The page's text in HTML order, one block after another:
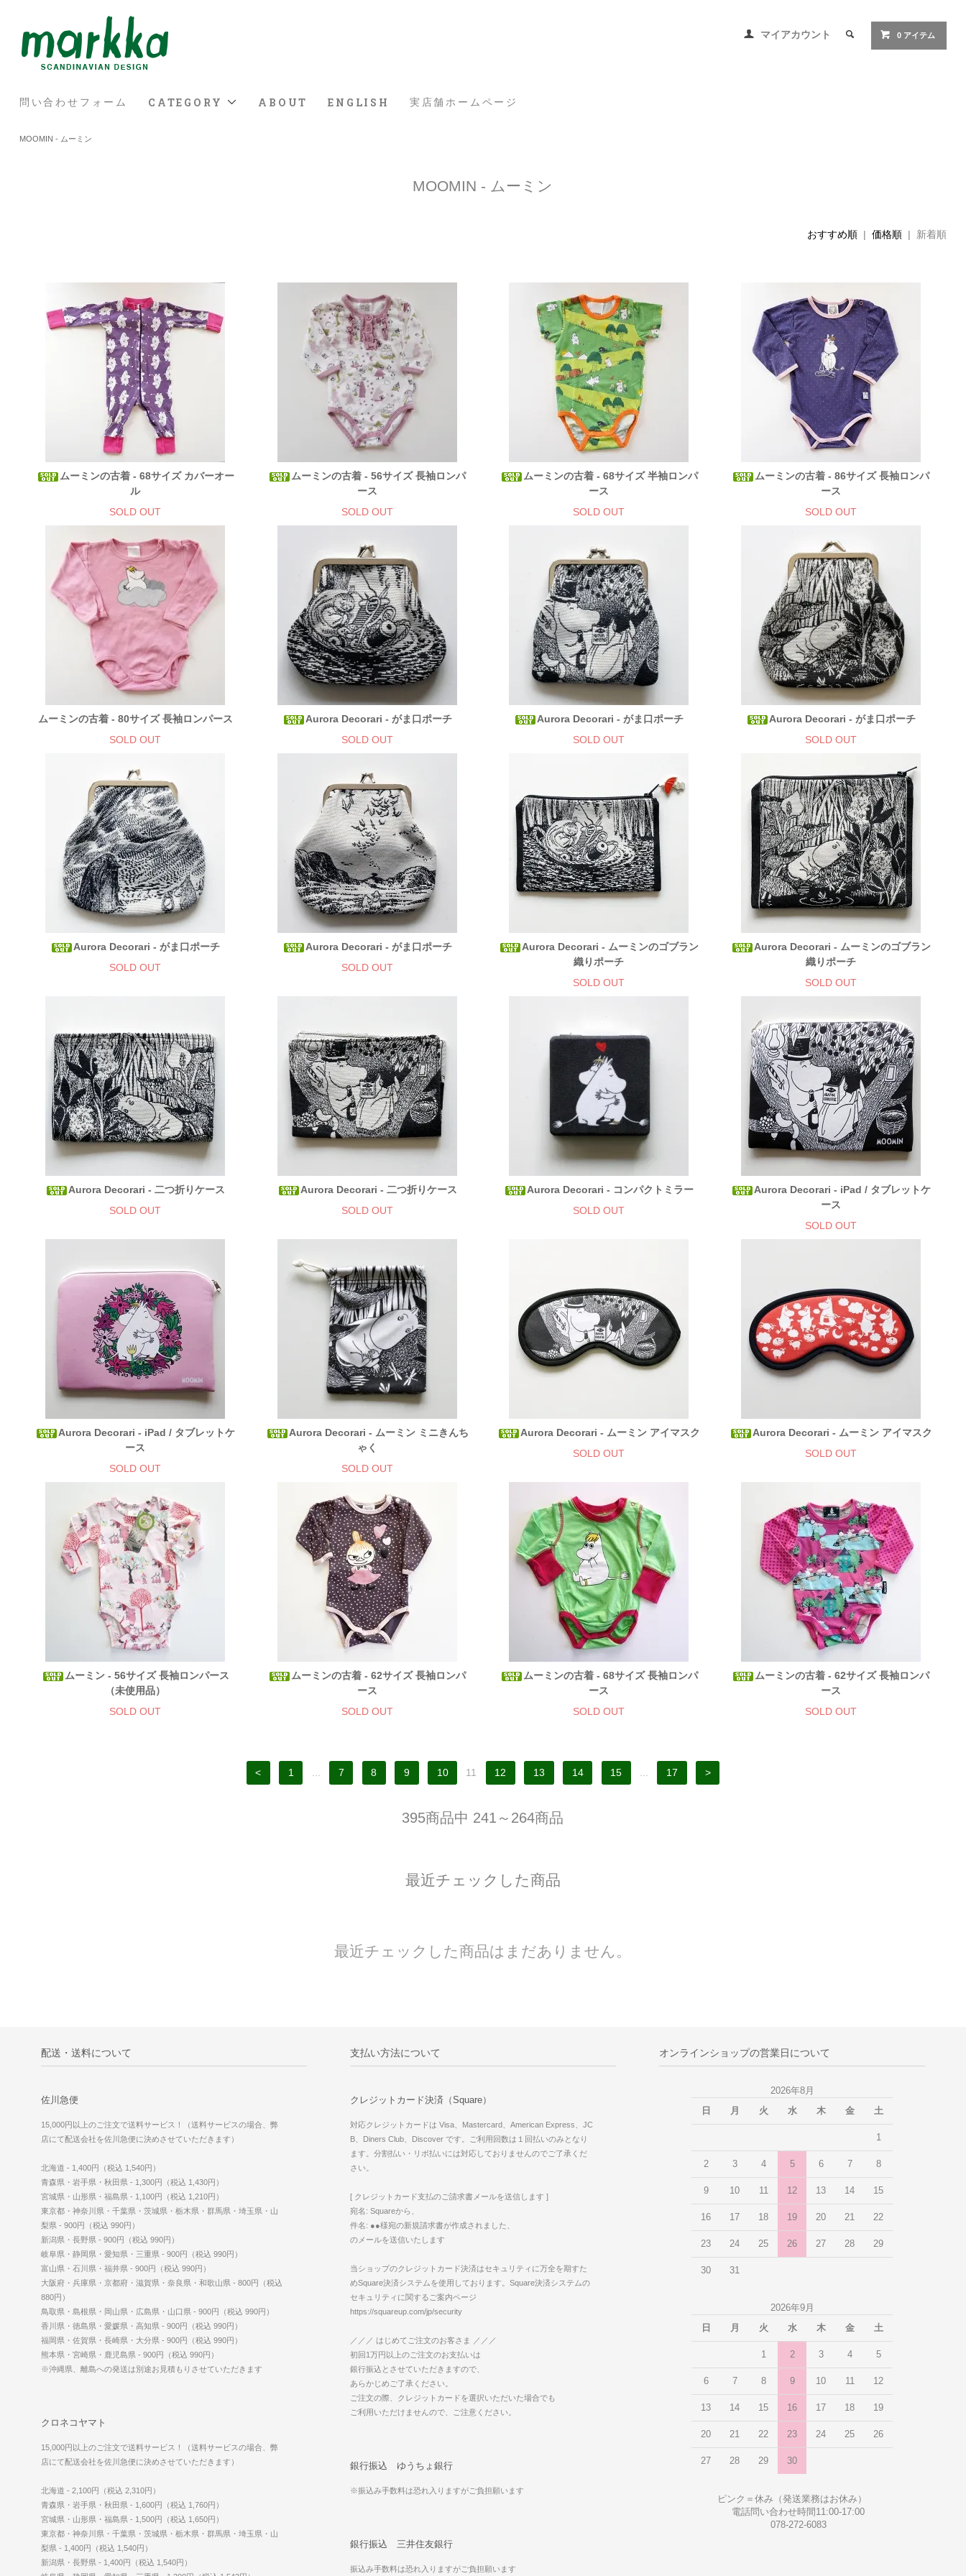
マイアカウント 0 アイテム
問い合わせフォーム CATEGORY ABOUT ENGLISH 実店舗ホームページ
MOOMIN - ムーミン
MOOMIN - ムーミン
おすすめ順 |価格順 | 新着順
ムーミンの古着 - 68サイズ カバーオー
ル
SOLD OUT
ムーミンの古着 - 56サイズ 長袖ロンパ
ース
SOLD OUT
ムーミンの古着 - 68サイズ 半袖ロンパ
ース
SOLD OUT
ムーミンの古着 - 86サイズ 長袖ロンパ
ース
SOLD OUT
ムーミンの古着 - 80サイズ 長袖ロンパース
SOLD OUT
Aurora Decorari - がま口ポーチ
SOLD OUT
Aurora Decorari - がま口ポーチ
SOLD OUT
Aurora Decorari - がま口ポーチ
SOLD OUT
Aurora Decorari - がま口ポーチ
SOLD OUT
Aurora Decorari - がま口ポーチ
SOLD OUT
Aurora Decorari - ムーミンのゴブラン
織りポーチ
SOLD OUT
Aurora Decorari - ムーミンのゴブラン
織りポーチ
SOLD OUT
Aurora Decorari - 二つ折りケース
SOLD OUT
Aurora Decorari - 二つ折りケース
SOLD OUT
Aurora Decorari - コンパクトミラー
SOLD OUT
Aurora Decorari - iPad / タブレットケ
ース
SOLD OUT
Aurora Decorari - iPad / タブレットケ
ース
SOLD OUT
Aurora Decorari - ムーミン ミニきんち
ゃく
SOLD OUT
Aurora Decorari - ムーミン アイマスク
SOLD OUT
Aurora Decorari - ムーミン アイマスク
SOLD OUT
ムーミン - 56サイズ 長袖ロンパース
（未使用品）
SOLD OUT
ムーミンの古着 - 62サイズ 長袖ロンパ
ース
SOLD OUT
ムーミンの古着 - 68サイズ 長袖ロンパ
ース
SOLD OUT
ムーミンの古着 - 62サイズ 長袖ロンパ
ース
SOLD OUT
< 1 ... 7 8 9 10 11 12 13 14 15 ... 17 >
395商品中 241～264商品
最近チェックした商品
最近チェックした商品はまだありません。
配送・送料について
佐川急便
15,000円以上のご注文で送料サービス！（送料サービスの場合、弊
店にて配送会社を佐川急便に決めさせていただきます）
北海道 - 1,400円（税込 1,540円）
青森県・岩手県・秋田県 - 1,300円（税込 1,430円）
宮城県・山形県・福島県 - 1,100円（税込 1,210円）
東京都・神奈川県・千葉県・茨城県・栃木県・群馬県・埼玉県・山
梨県 - 900円（税込 990円）
新潟県・長野県 - 900円（税込 990円）
岐阜県・静岡県・愛知県・三重県 - 900円（税込 990円）
富山県・石川県・福井県 - 900円（税込 990円）
大阪府・兵庫県・京都府・滋賀県・奈良県・和歌山県 - 800円（税込
880円）
鳥取県・島根県・岡山県・広島県・山口県 - 900円（税込 990円）
香川県・徳島県・愛媛県・高知県 - 900円（税込 990円）
福岡県・佐賀県・長崎県・大分県 - 900円（税込 990円）
熊本県・宮崎県・鹿児島県 - 900円（税込 990円）
※沖縄県、離島への発送は別途お見積もりさせていただきます
クロネコヤマト
15,000円以上のご注文で送料サービス！（送料サービスの場合、弊
店にて配送会社を佐川急便に決めさせていただきます）
北海道 - 2,100円（税込 2,310円）
青森県・岩手県・秋田県 - 1,600円（税込 1,760円）
宮城県・山形県・福島県 - 1,500円（税込 1,650円）
東京都・神奈川県・千葉県・茨城県・栃木県・群馬県・埼玉県・山
梨県 - 1,400円（税込 1,540円）
新潟県・長野県 - 1,400円（税込 1,540円）
支払い方法について
クレジットカード決済（Square）
対応クレジットカードは Visa、Mastercard、American Express、JC
B、Diners Club、Discover です。ご利用回数は１回払いのみとなり
ます。分割払い・リボ払いには対応しておりませんのでご了承くだ
さい。
[ クレジットカード支払のご請求書メールを送信します ]
宛名: Squareから、
件名: ●●様宛の新規請求書が作成されました、
のメールを送信いたします
当ショップのクレジットカード決済はセキュリティに万全を期すた
めSquare決済システムを使用しております。Square決済システムの
セキュリティに関するご案内ページ
https://squareup.com/jp/security
／／／ はじめてご注文のお客さま ／／／
初回1万円以上のご注文のお支払いは
銀行振込とさせていただきますので、
あらかじめご了承ください。
ご注文の際、クレジットカードを選択いただいた場合でも
ご利用いただけませんので、ご注意ください。
銀行振込 ゆうちょ銀行
※振込み手数料は恐れ入りますがご負担願います
銀行振込 三井住友銀行
振込み手数料は恐れ入りますがご負担願います
オンラインショップの営業日について
2026年8月
日
月 火 水 木 金 土
1
2 3 4 5 6 7 8
9 10 11 12 13 14 15
16 17 18 19 20 21 22
23 24 25 26 27 28 29
30 31
2026年9月
日
月 火 水 木 金 土
1 2 3 4 5
6 7 8 9 10 11 12
13 14 15 16 17 18 19
20 21 22 23 24 25 26
27 28 29 30
ピンク＝休み（発送業務はお休み）
電話問い合わせ時間11:00-17:00
078-272-6083